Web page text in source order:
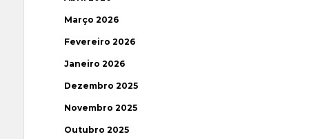
Março 2026
Fevereiro 2026
Janeiro 2026
Dezembro 2025
Novembro 2025
Outubro 2025